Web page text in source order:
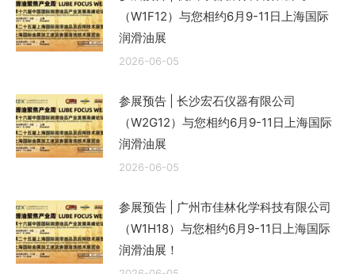
（W1F12）与您相约6月9-11日上海国际
润滑油展
2026-06-05
参展预告 | 长沙宏石仪器有限公司
（W2G12）与您相约6月9-11日上海国际
润滑油展
2026-06-05
参展预告 | 广州市佳林化学科技有限公司
（W1H18）与您相约6月9-11日上海国际
润滑油展！